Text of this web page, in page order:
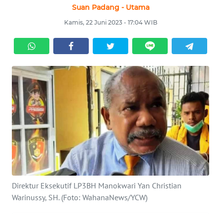
Suan Padang - Utama
Kamis, 22 Juni 2023 - 17:04 WIB
Direktur Eksekutif LP3BH Manokwari Yan Christian
Warinussy, SH. (Foto: WahanaNews/YCW)
OPINI
Informasi
INDEKS
BERITA
KONTAK
KAMI
INFO